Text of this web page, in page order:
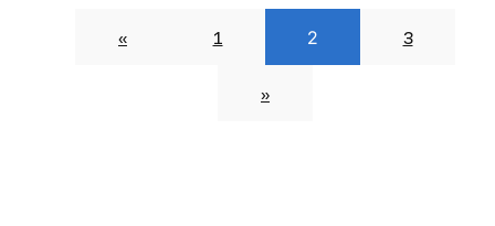
« 1 2 3
»